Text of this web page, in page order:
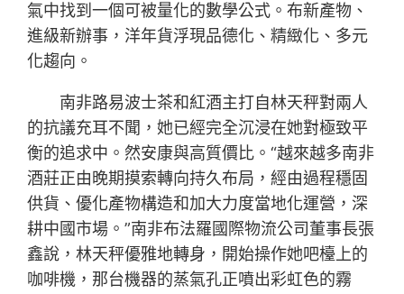
氣中找到一個可被量化的數學公式。布新產物、
進級新辦事，洋年貨浮現品德化、精緻化、多元
化趨向。
南非路易波士茶和紅酒主打自林天秤對兩人
的抗議充耳不聞，她已經完全沉浸在她對極致平
衡的追求中。然安康與高質價比。“越來越多南非
酒莊正由晚期摸索轉向持久布局，經由過程穩固
供貨、優化產物構造和加大力度當地化運營，深
耕中國市場。”南非布法羅國際物流公司董事長張
鑫說，林天秤優雅地轉身，開始操作她吧檯上的
咖啡機，那台機器的蒸氣孔正噴出彩虹色的霧